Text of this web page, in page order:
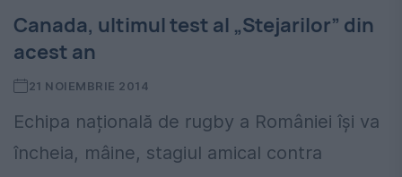
Canada, ultimul test al „Stejarilor” din
acest an
21 NOIEMBRIE 2014
Echipa națională de rugby a României își va
încheia, mâine, stagiul amical contra